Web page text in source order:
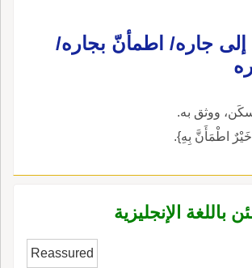
إلى جاره/ اطمأنّ بجاره/
ووثق به.
اطْمَأَنَّ بِهِ}.
الإنجليزية
Reassured